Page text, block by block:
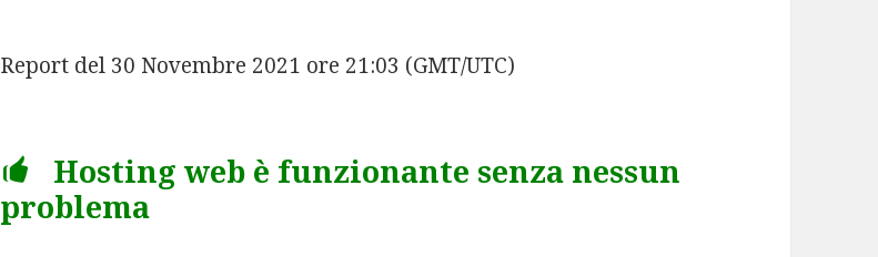
Report del 30 Novembre 2021 ore 21:03 (GMT/UTC)
Hosting web è funzionante senza nessun
problema